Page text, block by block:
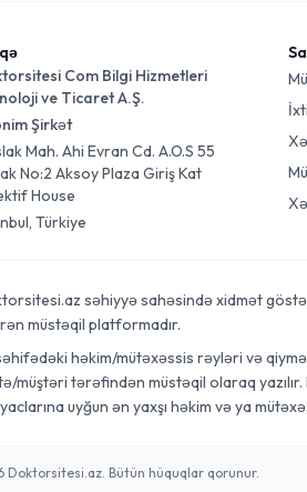
Com Bilgi Hizmetleri
ve Ticaret A.Ş.
Şirkət
Mah. Ahi Evran Cd. A.O.S 55
No:2 Aksoy Plaza Giriş Kat
House
Türkiye
səhiyyə sahəsində xidmət
müstəqil platformadır.
həkim/mütəxəssis rəyləri və
müştəri tərəfindən müstəqil olaraq yazılır.
uyğun ən yaxşı həkim və ya
Doktorsitesi.az. Bütün hüquqlar qorunur.